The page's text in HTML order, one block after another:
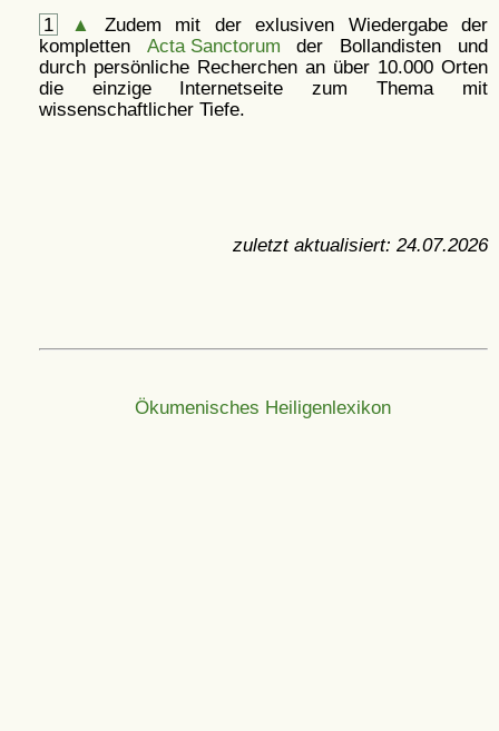
1 ▲
Zudem mit der exlusiven Wiedergabe der
kompletten Acta Sanctorum der Bollandisten und
durch persönliche Recherchen an über 10.000 Orten
die einzige Internetseite zum Thema mit
wissenschaftlicher Tiefe.
zuletzt aktualisiert: 24.07.2026
Ökumenisches Heiligenlexikon